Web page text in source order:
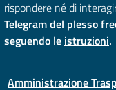
rispondere né di
Telegram del plesso
seguendo le istruzioni.
Amministrazione